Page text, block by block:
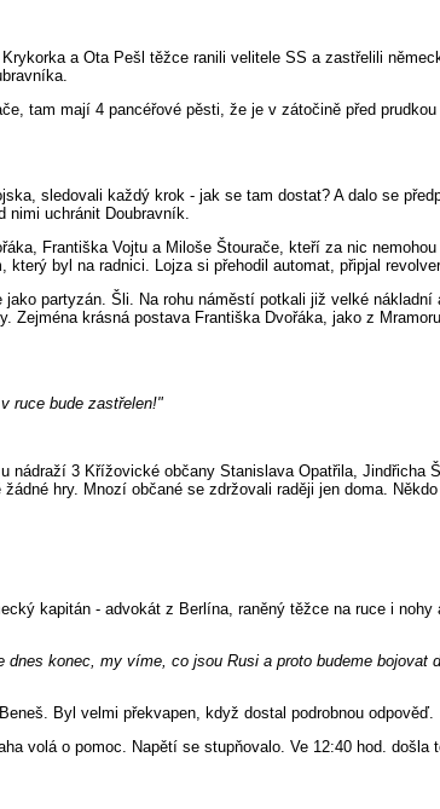
a Ota Pešl těžce ranili velitele SS a zastřelili
tam mají 4 pancéřové pěsti, že je v zátočině před
sledovali každý krok - jak se tam dostat? A dalo se
nimi uchránit Doubravník.
Františka Vojtu a Miloše Štourače, kteří za nic nemohou
byl na radnici. Lojza si přehodil automat, připjal
partyzán. Šli. Na rohu náměstí potkali již velké nákladní
krásná postava Františka Dvořáka, jako z
ruce bude zastřelen!"
3 Křížovické občany Stanislava Opatřila, Jindřicha
hry. Mnozí občané se zdržovali raději jen doma.
kapitán - advokát z Berlína, raněný těžce na ruce i nohy
konec, my víme, co jsou Rusi a proto budeme bojovat
Byl velmi překvapen, když dostal podrobnou odpověď.
volá o pomoc. Napětí se stupňovalo. Ve 12:40 hod. došla